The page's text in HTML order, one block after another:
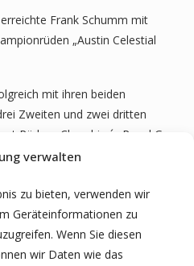
verwalten
zu bieten, verwenden wir
Geräteinformationen zu
Wenn Sie diesen
wir Daten wie das
Frank Schumm mit
„Austin Celestial
mit ihren beiden
Zweiten und zwei dritten
Rüden „Cherubim´s Royal Go
von seiner Qualität und
Royal Victory Valentina II“
Schumm präsentiert und